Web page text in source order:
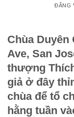
ĐĂNG
Chùa Duyên
Ave, San
thượng
giả ở đây
chùa để tổ
hằng tuần